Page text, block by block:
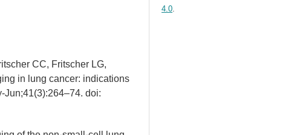
CC, Fritscher LG,
in lung cancer: indications
Jun;41(3):264–74. doi:
4.0.